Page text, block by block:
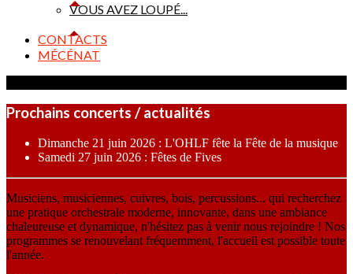
VOUS AVEZ LOUPÉ...
CONTACTS
MÉCÉNAT
Prochains concerts / actualités
Dimanche 21 juin 2026 : L'OHLF fête la Fête de la musique
Samedi 27 juin 2026 : Fêtes de Fives
Musiciens, musiciennes, cuivres, bois, percussions... qui recherchez
une pratique orchestrale moderne, innovante, dans une ambiance
chaleureuse et dynamique, n'hésitez pas à venir nous rejoindre ! Nos
programmes se renouvelant fréquemment, l'accueil est possible toute
l'année.